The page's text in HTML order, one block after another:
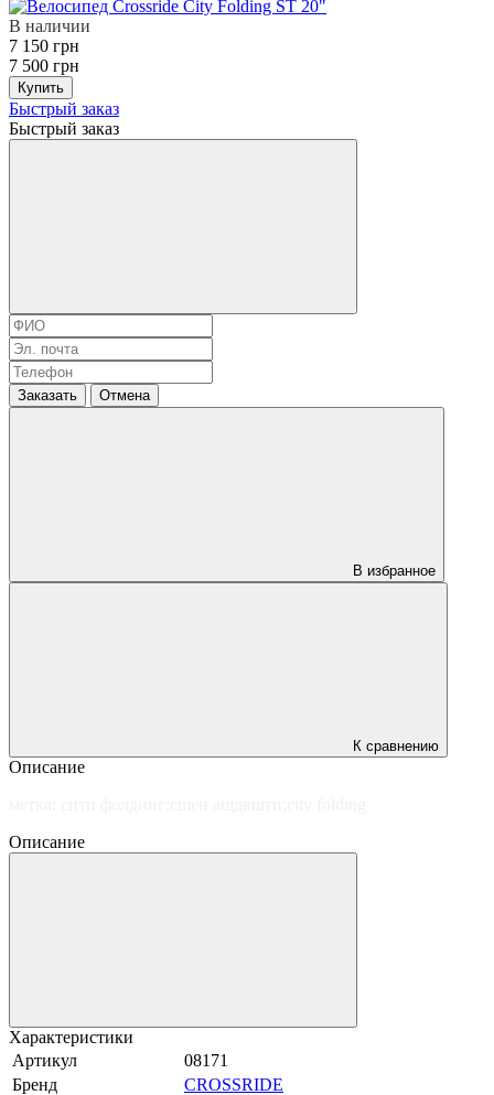
В наличии
7 150 грн
7 500 грн
Купить
Быстрый заказ
Быстрый заказ
Заказать Отмена
В избранное
К сравнению
Описание
Описание
Характеристики
Артикул
08171
Бренд
CROSSRIDE